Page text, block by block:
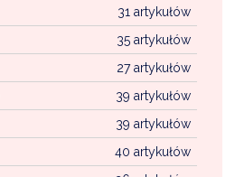
31 artykułów
35 artykułów
27 artykułów
39 artykułów
39 artykułów
40 artykułów